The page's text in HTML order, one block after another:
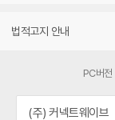
법적고지 안내
PC버전
(주) 커넥트웨이브